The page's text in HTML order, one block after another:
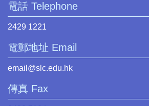
電話 Telephone
2429 1221
電郵地址 Email
email@slc.edu.hk
傳真 Fax